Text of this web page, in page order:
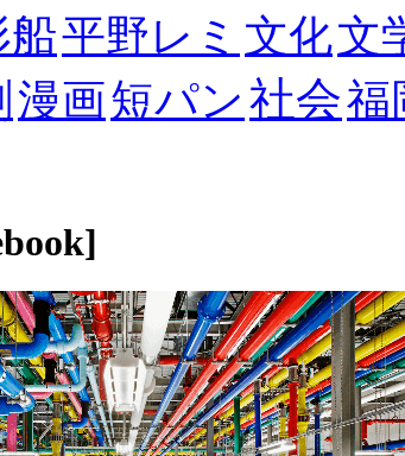
船平野レミ 文化文
漫画短パン社会福